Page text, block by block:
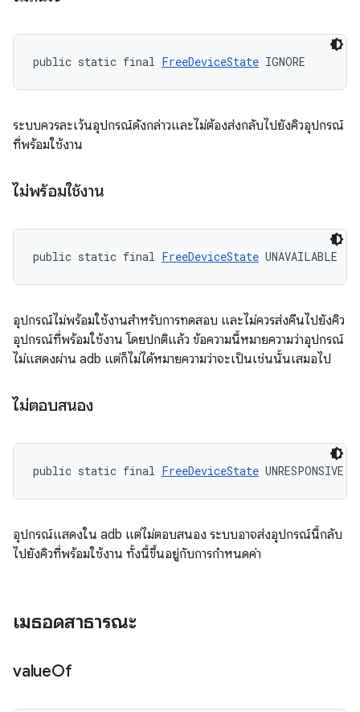
public static final FreeDeviceState IGNORE
ระบบควรละเว้นอุปกรณ์ดังกล่าวและไม่ต้องส่งกลับไปยังคิวอุปกรณ์
ที่พร้อมใช้งาน
ไม่พร้อมใช้งาน
public static final FreeDeviceState UNAVAILABLE
อุปกรณ์ไม่พร้อมใช้งานสำหรับการทดสอบ และไม่ควรส่งคืนไปยังคิว
อุปกรณ์ที่พร้อมใช้งาน โดยปกติแล้ว ข้อความนี้หมายความว่าอุปกรณ์
ไม่แสดงผ่าน adb แต่ก็ไม่ได้หมายความว่าจะเป็นเช่นนั้นเสมอไป
ไม่ตอบสนอง
public static final FreeDeviceState UNRESPONSIVE
อุปกรณ์แสดงใน adb แต่ไม่ตอบสนอง ระบบอาจส่งอุปกรณ์นี้กลับ
ไปยังคิวที่พร้อมใช้งาน ทั้งนี้ขึ้นอยู่กับการกำหนดค่า
เมธอดสาธารณะ
valueOf